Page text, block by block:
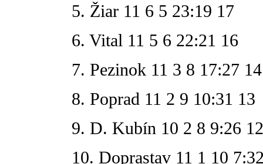
5. Žiar 11 6 5 23:19 17
6. Vital 11 5 6 22:21 16
7. Pezinok 11 3 8 17:27 14
8. Poprad 11 2 9 10:31 13
9. D. Kubín 10 2 8 9:26 12
10. Doprastav 11 1 10